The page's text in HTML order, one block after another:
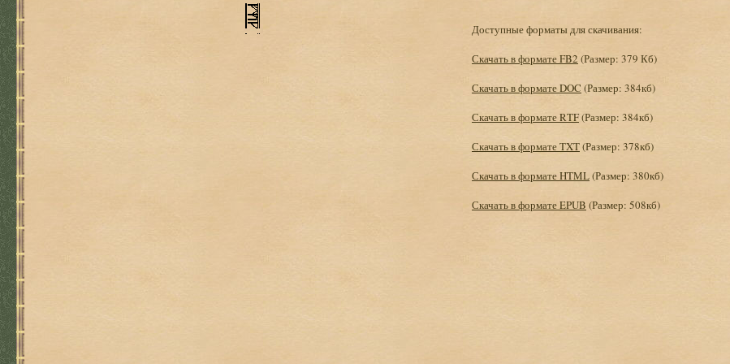
Доступные форматы для скачивания:
Скачать в формате FB2 (Размер: 379 Кб)
Скачать в формате DOC (Размер: 384кб)
Скачать в формате RTF(Размер: 384кб)
Скачать в формате TXT(Размер: 378кб)
Скачать в формате HTML(Размер: 380кб)
Скачать в формате EPUB (Размер: 508кб)